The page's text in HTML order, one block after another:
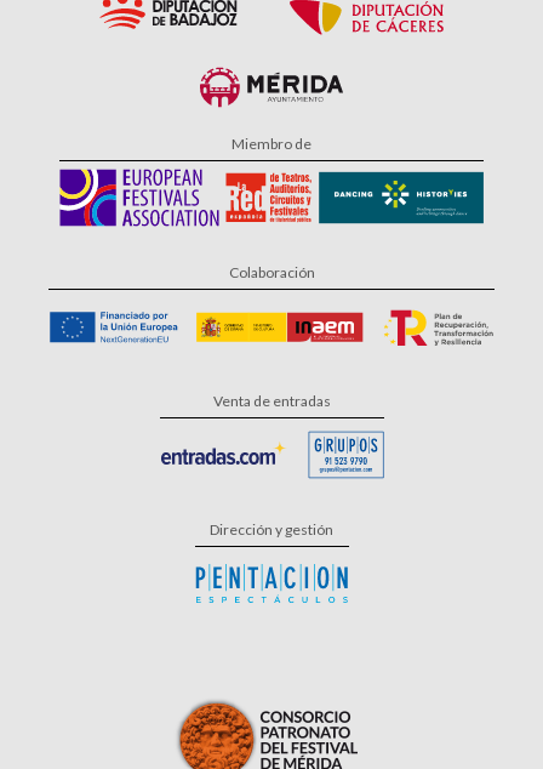
Miembro de
Colaboración
Venta de entradas
Dirección y gestión